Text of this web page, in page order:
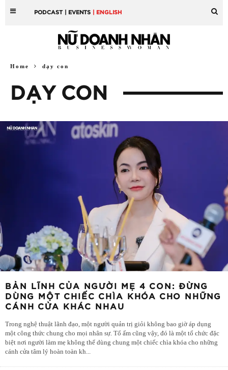
PODCAST | EVENTS | ENGLISH
Home dạy con
DẠY CON
BẢN LĨNH CỦA NGƯỜI MẸ 4 CON: ĐỪNG
DÙNG MỘT CHIẾC CHÌA KHÓA CHO NHỮNG
CÁNH CỬA KHÁC NHAU
Trong nghệ thuật lãnh đạo, một người quản trị giỏi không bao giờ áp dụng
một công thức chung cho mọi nhân sự. Tổ ấm cũng vậy, đó là một tổ chức đặc
biệt nơi người làm mẹ không thể dùng chung một chiếc chìa khóa cho những
cánh cửa tâm lý hoàn toàn kh...